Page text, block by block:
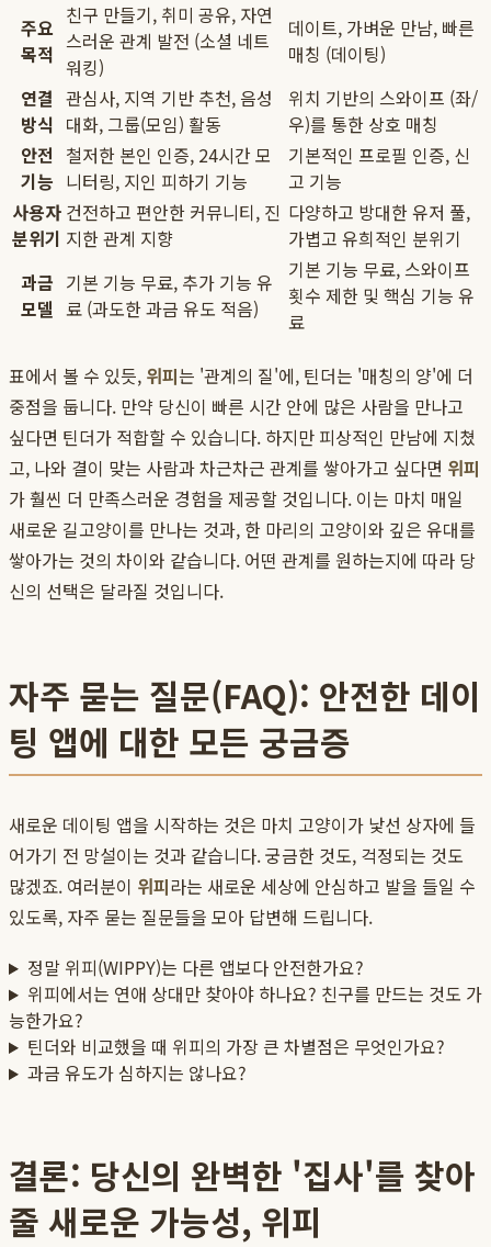
주요
목적
친구 만들기, 취미 공유, 자연
스러운 관계 발전 (소셜 네트
워킹)
데이트, 가벼운 만남, 빠른
매칭 (데이팅)
연결
방식
관심사, 지역 기반 추천, 음성
대화, 그룹(모임) 활동
위치 기반의 스와이프 (좌/
우)를 통한 상호 매칭
안전
기능
철저한 본인 인증, 24시간 모
니터링, 지인 피하기 기능
기본적인 프로필 인증, 신
고 기능
사용자
분위기
건전하고 편안한 커뮤니티, 진
지한 관계 지향
다양하고 방대한 유저 풀,
가볍고 유희적인 분위기
과금
모델
기본 기능 무료, 추가 기능 유
료 (과도한 과금 유도 적음)
기본 기능 무료, 스와이프
횟수 제한 및 핵심 기능 유
료
표에서 볼 수 있듯, 위피는 '관계의 질'에, 틴더는 '매칭의 양'에 더
중점을 둡니다. 만약 당신이 빠른 시간 안에 많은 사람을 만나고
싶다면 틴더가 적합할 수 있습니다. 하지만 피상적인 만남에 지쳤
고, 나와 결이 맞는 사람과 차근차근 관계를 쌓아가고 싶다면 위피
가 훨씬 더 만족스러운 경험을 제공할 것입니다. 이는 마치 매일
새로운 길고양이를 만나는 것과, 한 마리의 고양이와 깊은 유대를
쌓아가는 것의 차이와 같습니다. 어떤 관계를 원하는지에 따라 당
신의 선택은 달라질 것입니다.
자주 묻는 질문(FAQ): 안전한 데이
팅 앱에 대한 모든 궁금증
새로운 데이팅 앱을 시작하는 것은 마치 고양이가 낯선 상자에 들
어가기 전 망설이는 것과 같습니다. 궁금한 것도, 걱정되는 것도
많겠죠. 여러분이 위피라는 새로운 세상에 안심하고 발을 들일 수
있도록, 자주 묻는 질문들을 모아 답변해 드립니다.
정말 위피(WIPPY)는 다른 앱보다 안전한가요?
위피에서는 연애 상대만 찾아야 하나요? 친구를 만드는 것도 가
능한가요?
틴더와 비교했을 때 위피의 가장 큰 차별점은 무엇인가요?
과금 유도가 심하지는 않나요?
결론: 당신의 완벽한 '집사'를 찾아
줄 새로운 가능성, 위피